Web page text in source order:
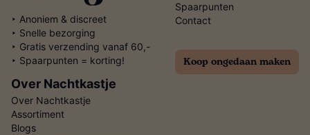
‣ Anoniem & discreet
‣ Snelle bezorging
‣ Gratis verzending vanaf 60,-
‣ Spaarpunten = korting!
Spaarpunten
Contact
Koop ongedaan maken
Over Nachtkastje
Over Nachtkastje
Assortiment
Blogs